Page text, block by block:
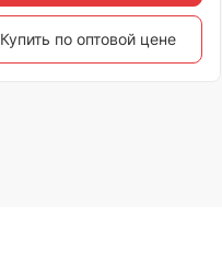
Купить по оптовой цене